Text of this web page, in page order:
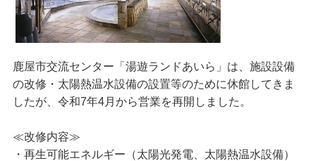
鹿屋市交流センター「湯遊ランドあいら」は、施設設備
の改修・太陽熱温水設備の設置等のために休館してきま
したが、令和7年4月から営業を再開しました。
≪改修内容≫
・再生可能エネルギー（太陽光発電、太陽熱温水設備）